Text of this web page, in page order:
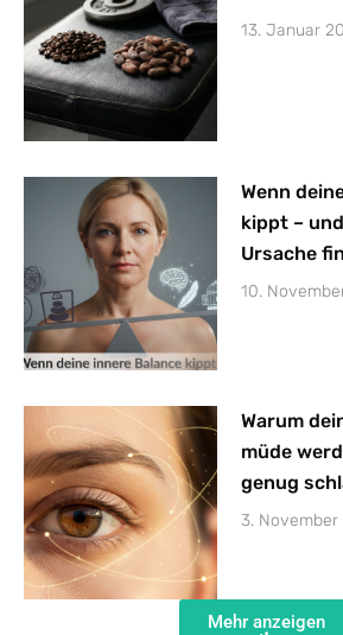
13. Januar
Wenn
kippt –
Ursache
10.
Warum
müde
genug
3.
Mehr anzeigen